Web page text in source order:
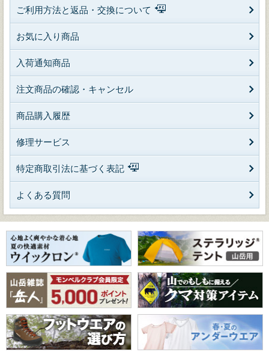
ご利用方法と返品・交換について
お気に入り商品
入荷通知商品
注文商品の確認・キャンセル
商品購入履歴
修理サービス
特定商取引法に基づく表記
よくある質問